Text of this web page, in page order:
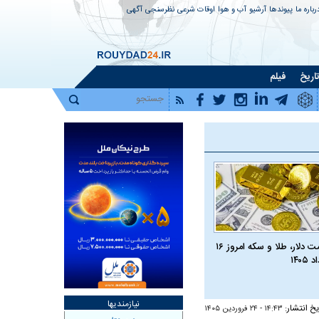
ما پیوندها آرشیو آب و هوا اوقات شرعی نظرسنجی آگهی
تاریخ فیلم
قیمت دلار، طلا و سکه امروز ۱۶
انتشار: ۱۴:۴۳ - ۲۴ فروردين ۱۴۰۵ نیازمندیها